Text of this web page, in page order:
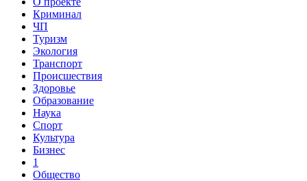
Криминал
ЧП
Туризм
Экология
Транспорт
Происшествия
Здоровье
Образование
Наука
Спорт
Культура
Бизнес
1
Общество